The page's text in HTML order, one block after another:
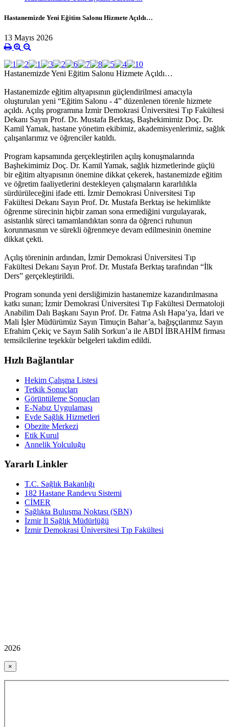
Hastanemizde Yeni Eğitim Salonu Hizmete Açıldı…
13 Mayıs 2026
Hastanemizde Yeni Eğitim Salonu Hizmete Açıldı…
Hastanemizde eğitim altyapısının güçlendirilmesi amacıyla
oluşturulan yeni “Eğitim Salonu - 4” düzenlenen törenle hizmete
açıldı. Açılış programına İzmir Demokrasi Üniversitesi Tıp Fakültesi
Dekanı Sayın Prof. Dr. Mustafa Berktaş, Başhekimimiz Doç. Dr.
Kamil Yamak, hastane yönetim ekibimiz, akademisyenlerimiz, sağlık
çalışanlarımız ve öğrenciler katıldı.
Program kapsamında gerçekleştirilen açılış konuşmalarında
Başhekimimiz Doç. Dr. Kamil Yamak, sağlık hizmetlerinde güçlü
bir eğitim altyapısının önemine dikkat çekerek, hastanemizde eğitim
ve öğretim faaliyetlerini destekleyen çalışmaların kararlılıkla
sürdürüleceğini ifade etti. İzmir Demokrasi Üniversitesi Tıp
Fakültesi Dekanı Sayın Prof. Dr. Mustafa Berktaş ise hekimlikte
öğrenme sürecinin hiçbir zaman sona ermediğini vurgulayarak,
asistanlık süreci tamamlandıktan sonra da öğrenci ruhunun
korunmasının ve sürekli öğrenmeye devam edilmesinin önemine
dikkat çekti.
Açılış töreninin ardından, İzmir Demokrasi Üniversitesi Tıp
Fakültesi Dekanı Sayın Prof. Dr. Mustafa Berktaş tarafından “İlk
Ders” gerçekleştirildi.
Program sonunda yeni dersliğimizin hastanemize kazandırılmasına
katkı sunan; İzmir Demokrasi Üniversitesi Tıp Fakültesi Dermatoloji
Anabilim Dalı Başkanı Sayın Prof. Dr. Fatma Aslı Hapa’ya, İdari ve
Mali İşler Müdürümüz Sayın Timuçin Bahar’a, bağışçılarımız Sayın
Efrahim Çekiç ve Sayın Salih Sorkun’a ile ABDİ İBRAHİM firması
temsilcilerine teşekkür belgeleri takdim edildi.
Hızlı Bağlantılar
Hekim Çalışma Listesi
Tetkik Sonuçları
Görüntüleme Sonuçları
E-Nabız Uygulaması
Evde Sağlık Hizmetleri
Obezite Merkezi
Etik Kurul
Annelik Yolculuğu
Yararlı Linkler
T.C. Sağlık Bakanlığı
182 Hastane Randevu Sistemi
CİMER
Sağlıkta Buluşma Noktası (SBN)
İzmir İl Sağlık Müdürlüğü
İzmir Demokrasi Üniversitesi Tıp Fakültesi
2026
×